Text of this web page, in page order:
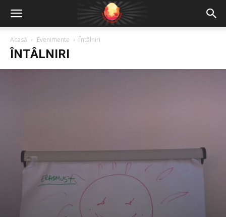
Acasă Evenimente Întâlniri
ÎNTÂLNIRI